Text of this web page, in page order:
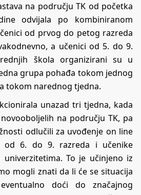
na području TK od početka
odvijala po kombiniranom
od prvog do petog razreda
a učenici od 5. do 9.
škola organizirani su u
grupa pohađa tokom jednog
tokom narednog tjedna.
unazad tri tjedna, kada
na području TK, pa
odlučili za uvođenje on line
od 6. do 9. razreda i učenike
To je učinjeno iz
mogli znati da li će se situacija
doći do značajnog